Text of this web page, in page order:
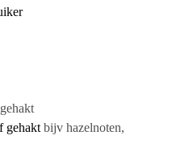
gehakt bijv hazelnoten,